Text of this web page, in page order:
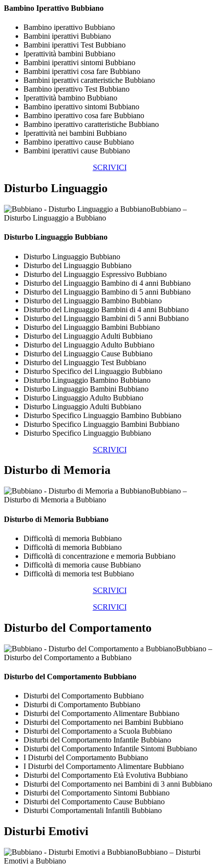
Bambino Iperattivo Bubbiano
Bambino iperattivo Bubbiano
Bambini iperattivi Bubbiano
Bambini iperattivi Test Bubbiano
Iperattività bambini Bubbiano
Bambini iperattivi sintomi Bubbiano
Bambini iperattivi cosa fare Bubbiano
Bambini iperattivi caratteristiche Bubbiano
Bambino iperattivo Test Bubbiano
Iperattività bambino Bubbiano
Bambino iperattivo sintomi Bubbiano
Bambino iperattivo cosa fare Bubbiano
Bambino iperattivo caratteristiche Bubbiano
Iperattività nei bambini Bubbiano
Bambino iperattivo cause Bubbiano
Bambini iperattivi cause Bubbiano
SCRIVICI
Disturbo Linguaggio
Bubbiano –
Disturbo Linguaggio a Bubbiano
Disturbo Linguaggio Bubbiano
Disturbo Linguaggio Bubbiano
Disturbo del Linguaggio Bubbiano
Disturbo del Linguaggio Espressivo Bubbiano
Disturbo del Linguaggio Bambino di 4 anni Bubbiano
Disturbo del Linguaggio Bambino di 5 anni Bubbiano
Disturbo del Linguaggio Bambino Bubbiano
Disturbo del Linguaggio Bambini di 4 anni Bubbiano
Disturbo del Linguaggio Bambini di 5 anni Bubbiano
Disturbo del Linguaggio Bambini Bubbiano
Disturbo del Linguaggio Adulti Bubbiano
Disturbo del Linguaggio Adulto Bubbiano
Disturbo del Linguaggio Cause Bubbiano
Disturbo del Linguaggio Test Bubbiano
Disturbo Specifico del Linguaggio Bubbiano
Disturbo Linguaggio Bambino Bubbiano
Disturbo Linguaggio Bambini Bubbiano
Disturbo Linguaggio Adulto Bubbiano
Disturbo Linguaggio Adulti Bubbiano
Disturbo Specifico Linguaggio Bambino Bubbiano
Disturbo Specifico Linguaggio Bambini Bubbiano
Disturbo Specifico Linguaggio Bubbiano
SCRIVICI
Disturbo di Memoria
Bubbiano –
Disturbo di Memoria a Bubbiano
Disturbo di Memoria Bubbiano
Difficoltà di memoria Bubbiano
Difficoltà di memoria Bubbiano
Difficoltà di concentrazione e memoria Bubbiano
Difficoltà di memoria cause Bubbiano
Difficoltà di memoria test Bubbiano
SCRIVICI
SCRIVICI
Disturbo del Comportamento
Bubbiano –
Disturbo del Comportamento a Bubbiano
Disturbo del Comportamento Bubbiano
Disturbi del Comportamento Bubbiano
Disturbi di Comportamento Bubbiano
Disturbi del Comportamento Alimentare Bubbiano
Disturbi del Comportamento nei Bambini Bubbiano
Disturbi del Comportamento a Scuola Bubbiano
Disturbi del Comportamento Infantile Bubbiano
Disturbi del Comportamento Infantile Sintomi Bubbiano
I Disturbi del Comportamento Bubbiano
I Disturbi del Comportamento Alimentare Bubbiano
Disturbi del Comportamento Età Evolutiva Bubbiano
Disturbi del Comportamento nei Bambini di 3 anni Bubbiano
Disturbi del Comportamento Sintomi Bubbiano
Disturbi del Comportamento Cause Bubbiano
Disturbi Comportamentali Infantili Bubbiano
Disturbi Emotivi
Bubbiano – Disturbi
Emotivi a Bubbiano